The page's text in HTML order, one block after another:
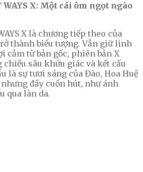
WAYS X: Một cái ôm ngọt ngào
X là chương tiếp theo của
thành biểu tượng. Vẫn giữ linh
cảm từ bản gốc, phiên bản X
chiều sâu khứu giác và kết cấu
là sự tươi sáng của Đào, Hoa Huệ
đầy cuốn hút, như ánh
qua làn da.